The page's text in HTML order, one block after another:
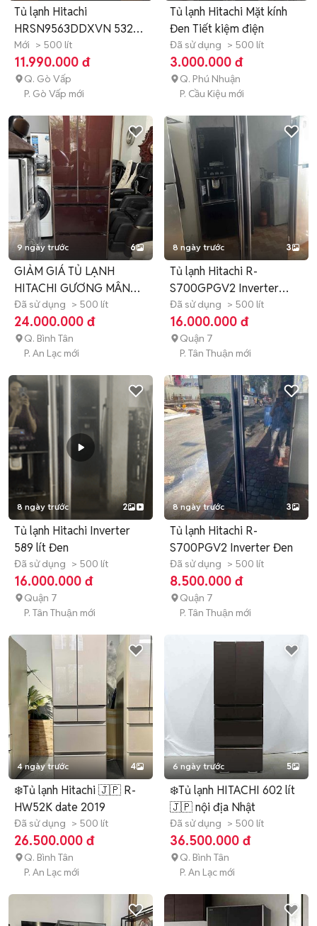
Tủ lạnh Hitachi
HRSN9563DDXVN 532
lít Đen
Mới > 500 lít
11.990.000 đ
Q. Gò Vấp
P. Gò Vấp mới
Tủ lạnh Hitachi Mặt kính
Đen Tiết kiệm điện
Đã sử dụng > 500 lít
3.000.000 đ
Q. Phú Nhuận
P. Cầu Kiệu mới
9 ngày trước 6
GIẢM GIÁ TỦ LẠNH
HITACHI GƯƠNG MÂN
510L
Đã sử dụng > 500 lít
24.000.000 đ
Q. Bình Tân
P. An Lạc mới
8 ngày trước 3
Tủ lạnh Hitachi R-
S700GPGV2 Inverter
Đen
Đã sử dụng > 500 lít
16.000.000 đ
Quận 7
P. Tân Thuận mới
8 ngày trước 2
Tủ lạnh Hitachi Inverter
589 lít Đen
Đã sử dụng > 500 lít
16.000.000 đ
Quận 7
P. Tân Thuận mới
8 ngày trước 3
Tủ lạnh Hitachi R-
S700PGV2 Inverter Đen
Đã sử dụng > 500 lít
8.500.000 đ
Quận 7
P. Tân Thuận mới
4 ngày trước 4
❄️Tủ lạnh Hitachi 🇯🇵 R-
HW52K date 2019
Đã sử dụng > 500 lít
26.500.000 đ
Q. Bình Tân
P. An Lạc mới
6 ngày trước 5
❄️Tủ lạnh HITACHI 602 lít
🇯🇵 nội địa Nhật
Đã sử dụng > 500 lít
36.500.000 đ
Q. Bình Tân
P. An Lạc mới